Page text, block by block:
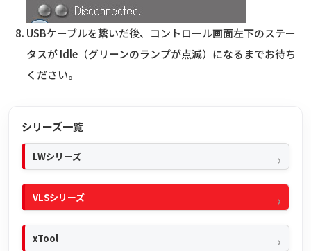
USBケーブルを繋いだ後、コントロール画面左下のステー
タスが Idle（グリーンのランプが点滅）になるまでお待ち
ください。
シリーズ一覧
LWシリーズ
VLSシリーズ
xTool